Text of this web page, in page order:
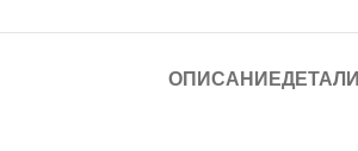
ОПИСАНИЕДЕТАЛИ